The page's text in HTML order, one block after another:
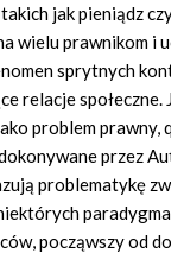
jak pieniądz
wielu prawnikom i
sprytnych
relacje
problem
przez
problematykę
począwszy od